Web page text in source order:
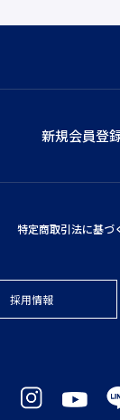
新規会員登
特定商取引法に基づ
採用情報